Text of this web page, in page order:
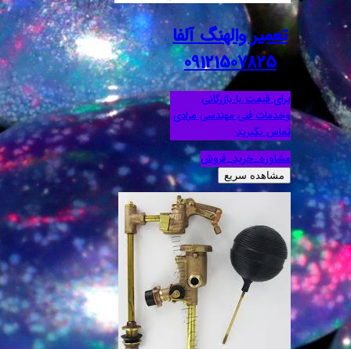
تعمیر والهنگ آلفا
09121507825
برای قیمت با بازرگانی
وخدمات فنی مهندسی مرادی
تماس بگیرید
مشاوره_خرید_فروش
مشاهده سریع